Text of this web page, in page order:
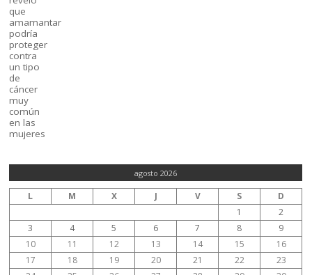
agosto 2026
L M X J V S
D
1
2
3
4 5 6 7 8
9
10
11 12 13 14 15
16
17
18 19 20 21 22
23